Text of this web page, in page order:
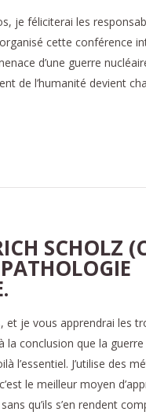
je féliciterai les
cette conférence
d’une guerre
de l’humanité devient
SCHOLZ
et je vous apprendrai les
la conclusion que la
l’essentiel. J’utilise des
le meilleur moyen
qu’ils s’en rendent